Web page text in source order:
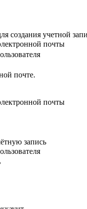
создания учетной
почты
почте.
почты
запись